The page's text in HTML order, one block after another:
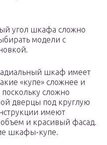
угол шкафа сложно
модели с
шкаф имеет
«купе» сложнее и
сложно
дверцы под круглую
имеют
и красивый фасад.
шкафы-купе.